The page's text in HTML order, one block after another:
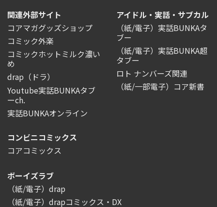
関連外部サイト
コアマガグッズショップ
コミック外楽
コミックホットミルク濃い
め
drap（ドラ）
Youtube実話BUNKAタブ
ーch.
実話BUNKAオンライン
アイドル・実話・サブカル
（紙/電子）実話BUNKAタ
ブー
（紙/電子）実話BUNKA超
タブー
ロト ナンバーズ関連
（紙/一部電子）コア新書
コンビニコミックス
コアコミックス
ボーイズラブ
（紙/電子）drap
（紙/電子）drapコミックス・DX